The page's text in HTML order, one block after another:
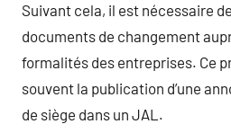
Suivant cela, il est nécessaire
documents de changement
formalités des entreprises. Ce
souvent la publication d’une
de siège dans un JAL.